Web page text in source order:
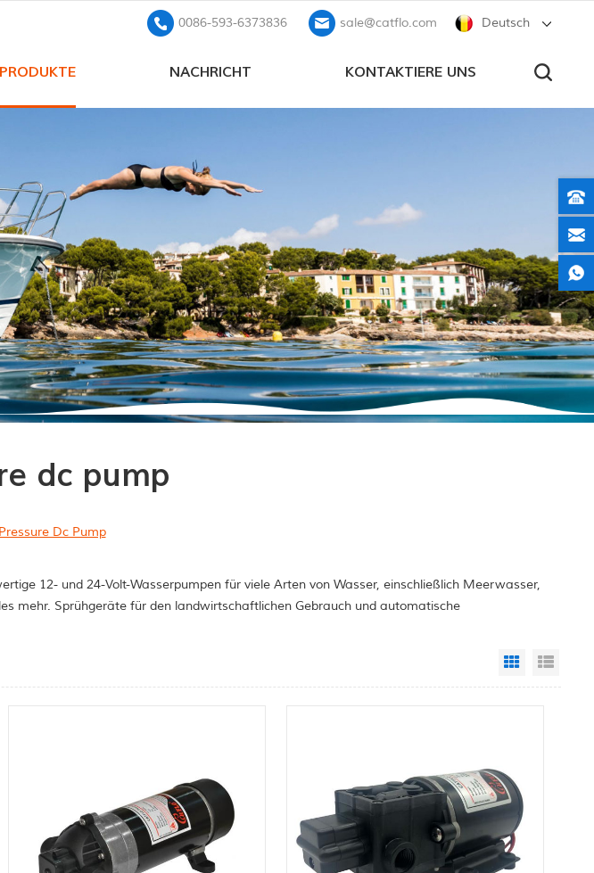
Deutsch
0086-593-6373836 sale@catflo.com
PRODUKTE NACHRICHT KONTAKTIERE UNS
dc pump
Dc Pump
12- und 24-Volt-Wasserpumpen für viele Arten von Wasser, einschließlich Meerwasser,
mehr. Sprühgeräte für den landwirtschaftlichen Gebrauch und automatische
Grid View